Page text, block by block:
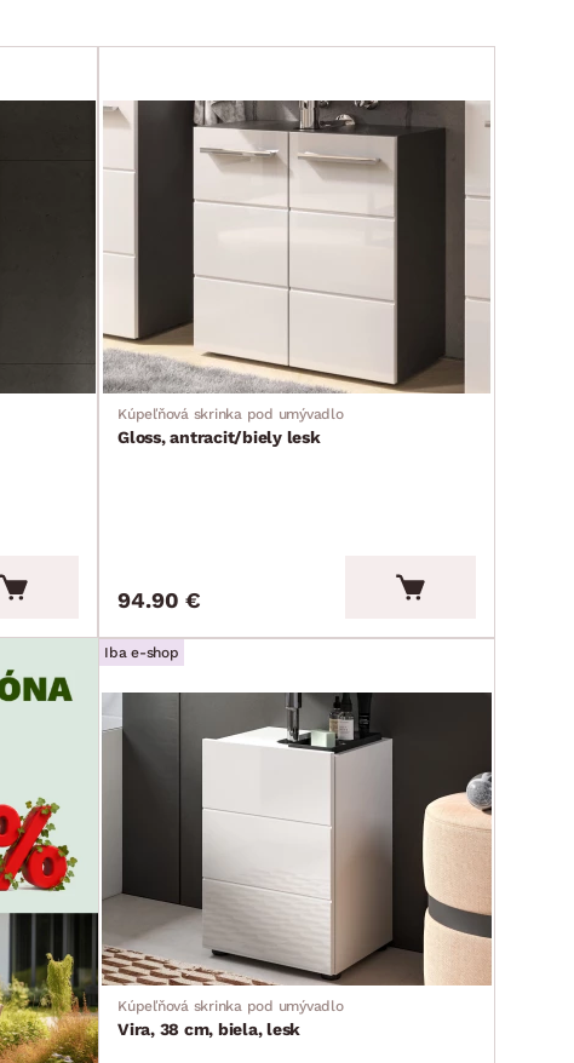
Kúpeľňová skrinka pod umývadlo
Gloss, antracit/biely lesk
94.90 €
Iba e-shop
Kúpeľňová skrinka pod umývadlo
Vira, 38 cm, biela, lesk